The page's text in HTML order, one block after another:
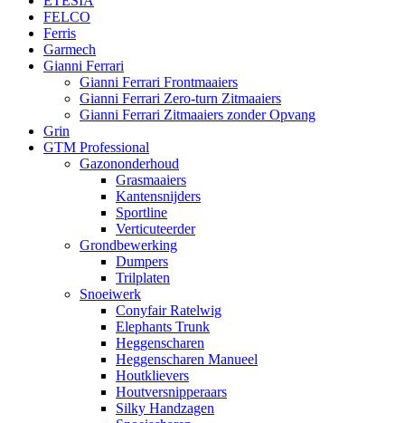
FELCO
Ferris
Garmech
Gianni Ferrari
Gianni Ferrari Frontmaaiers
Gianni Ferrari Zero-turn Zitmaaiers
Gianni Ferrari Zitmaaiers zonder Opvang
Grin
GTM Professional
Gazononderhoud
Grasmaaiers
Kantensnijders
Sportline
Verticuteerder
Grondbewerking
Dumpers
Trilplaten
Snoeiwerk
Conyfair Ratelwig
Elephants Trunk
Heggenscharen
Heggenscharen Manueel
Houtklievers
Houtversnipperaars
Silky Handzagen